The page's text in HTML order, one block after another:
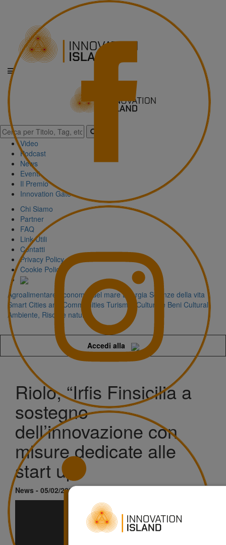
Video
Podcast
News
Eventi
Il Premio
Innovation Gate
Chi Siamo
Partner
FAQ
Link Utili
Contatti
Privacy Policy
Cookie Policy
Agroalimentare Economia del mare Energia Scienze della vita
Smart Cities and Communities Turismo, Cultura e Beni Culturali
Ambiente, Risorse naturali
Accedi alla
Riolo, “Irfis Finsicilia a
sostegno
dell’innovazione con
misure dedicate alle
start up”
News - 05/02/2025